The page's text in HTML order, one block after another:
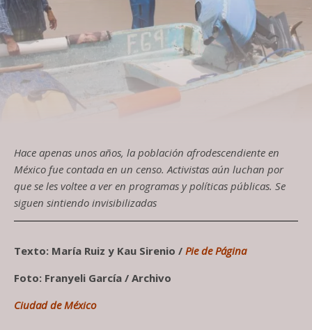
Hace apenas unos años, la población afrodescendiente en
México fue contada en un censo. Activistas aún luchan por
que se les voltee a ver en programas y políticas públicas. Se
siguen sintiendo invisibilizadas
Texto: María Ruiz y Kau Sirenio / Pie de Página
Foto: Franyeli García / Archivo
Ciudad de México